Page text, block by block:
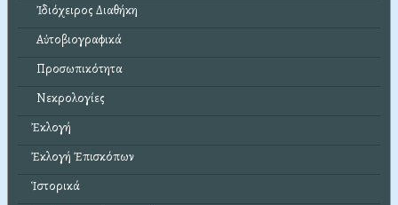
Ἰδιόχειρος Διαθήκη
Αὐτοβιογραφικά
Προσωπικότητα
Νεκρολογίες
Ἐκλογή
Ἐκλογή Ἐπισκόπων
Ἱστορικά